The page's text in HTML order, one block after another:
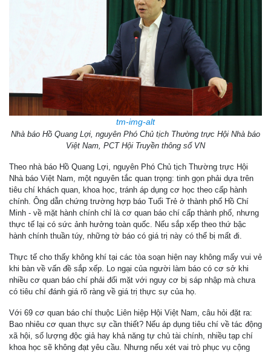
tm-img-alt
Nhà báo Hồ Quang Lợi, nguyên Phó Chủ tịch Thường trực Hội Nhà báo
Việt Nam, PCT Hội Truyền thông số VN
Theo nhà báo Hồ Quang Lợi, nguyên Phó Chủ tịch Thường trực Hội
Nhà báo Việt Nam, một nguyên tắc quan trọng: tinh gọn phải dựa trên
tiêu chí khách quan, khoa học, tránh áp dụng cơ học theo cấp hành
chính. Ông dẫn chứng trường hợp báo Tuổi Trẻ ở thành phố Hồ Chí
Minh - về mặt hành chính chỉ là cơ quan báo chí cấp thành phố, nhưng
thực tế lại có sức ảnh hưởng toàn quốc. Nếu sắp xếp theo thứ bậc
hành chính thuần túy, những tờ báo có giá trị này có thể bị mất đi.
Thực tế cho thấy không khí tại các tòa soạn hiện nay không mấy vui vẻ
khi bàn về vấn đề sắp xếp. Lo ngại của người làm báo có cơ sở khi
nhiều cơ quan báo chí phải đối mặt với nguy cơ bị sáp nhập mà chưa
có tiêu chí đánh giá rõ ràng về giá trị thực sự của họ.
Với 69 cơ quan báo chí thuộc Liên hiệp Hội Việt Nam, câu hỏi đặt ra:
Bao nhiêu cơ quan thực sự cần thiết? Nếu áp dụng tiêu chí về tác động
xã hội, số lượng độc giả hay khả năng tự chủ tài chính, nhiều tạp chí
khoa học sẽ không đạt yêu cầu. Nhưng nếu xét vai trò phục vụ cộng